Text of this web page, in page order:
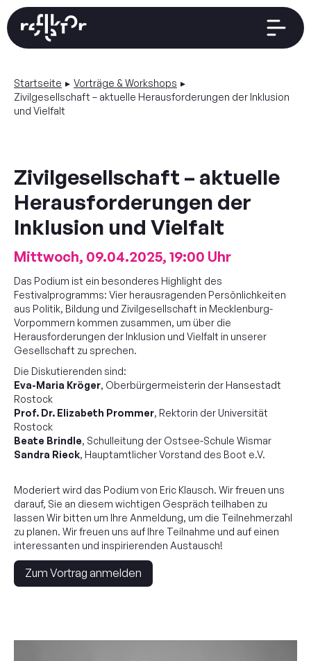
Thema
Rückblick
Gäste
Vorträge & Workshops
Startseite
Vorträge & Workshops
Zivilgesellschaft – aktuelle Herausforderungen der Inklusion
und Vielfalt
Zivilgesellschaft – aktuelle
Herausforderungen der
Inklusion und Vielfalt
Mittwoch, 09.04.2025, 19:00 Uhr
Das Podium ist ein besonderes Highlight des
Festivalprogramms: Vier herausragenden Persönlichkeiten
aus Politik, Bildung und Zivilgesellschaft in Mecklenburg-
Vorpommern kommen zusammen, um über die
Herausforderungen der Inklusion und Vielfalt in unserer
Gesellschaft zu sprechen.
Die Diskutierenden sind:
Eva-Maria Kröger, Oberbürgermeisterin der Hansestadt
Rostock
Prof. Dr. Elizabeth Prommer, Rektorin der Universität
Rostock
Beate Brindle, Schulleitung der Ostsee-Schule Wismar
Sandra Rieck, Hauptamtlicher Vorstand des Boot e.V.
Moderiert wird das Podium von Eric Klausch. Wir freuen uns
darauf, Sie an diesem wichtigen Gespräch teilhaben zu
lassen Wir bitten um Ihre Anmeldung, um die Teilnehmerzahl
zu planen. Wir freuen uns auf Ihre Teilnahme und auf einen
interessanten und inspirierenden Austausch!
Zum Vortrag anmelden